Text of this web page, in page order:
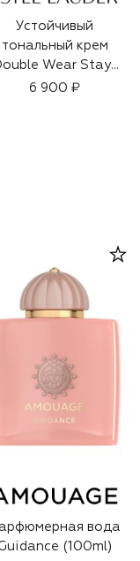
Устойчивый
тональный крем
Wear Stay-
In-Place SPF 10,
6 900 ₽
вода
(100ml)